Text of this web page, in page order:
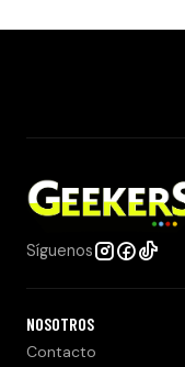
Síguenos
NOSOTROS
Contacto